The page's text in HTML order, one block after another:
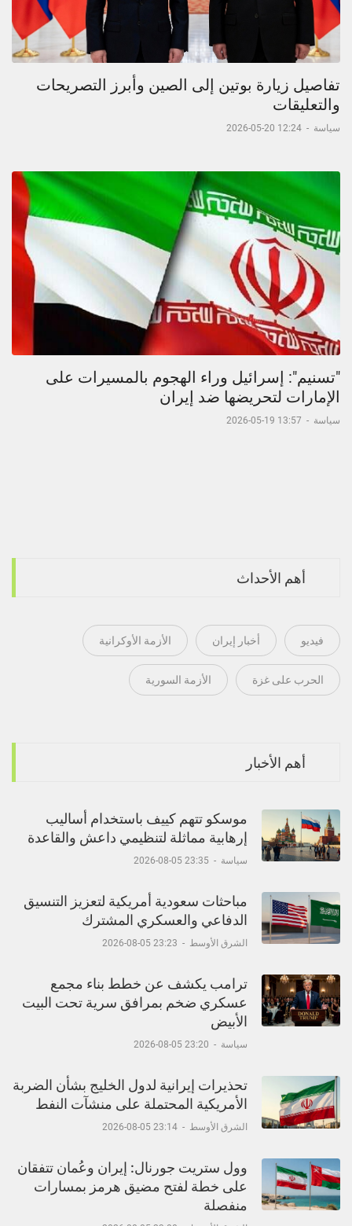
تفاصيل زيارة بوتين إلى الصين وأبرز التصريحات
والتعليقات
سياسة -
12:24 20-05-2026
"تسنيم": إسرائيل وراء الهجوم بالمسيرات على
الإمارات لتحريضها ضد إيران
سياسة -
13:57 19-05-2026
أهم الأحداث
فيديو أخبار إيران الأزمة الأوكرانية
الحرب على غزة الأزمة السورية
أهم الأخبار
موسكو تتهم كييف باستخدام أساليب
إرهابية مماثلة لتنظيمي داعش والقاعدة
سياسة -
23:35 05-08-2026
مباحثات سعودية أمريكية لتعزيز التنسيق
الدفاعي والعسكري المشترك
الشرق الأوسط -
23:23 05-08-2026
ترامب يكشف عن خطط بناء مجمع
عسكري ضخم بمرافق سرية تحت البيت
الأبيض
سياسة -
23:20 05-08-2026
تحذيرات إيرانية لدول الخليج بشأن الضربة
الأمريكية المحتملة على منشآت النفط
الشرق الأوسط -
23:14 05-08-2026
وول ستريت جورنال: إيران وعُمان تتفقان
على خطة لفتح مضيق هرمز بمسارات
منفصلة